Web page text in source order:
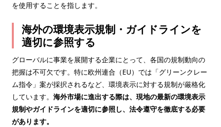
を使用することを指します。
海外の環境表示規制・ガイドラインを
適切に参照する
グローバルに事業を展開する企業にとって、各国の規制動向の
把握は不可欠です。特に欧州連合（EU）では「グリーンクレー
ム指令」案が採択されるなど、環境表示に対する規制が厳格化
しています。 海外市場に進出する際は、現地の最新の環境表示
規制やガイドラインを適切に参照し、法令遵守を徹底する必要
があります。